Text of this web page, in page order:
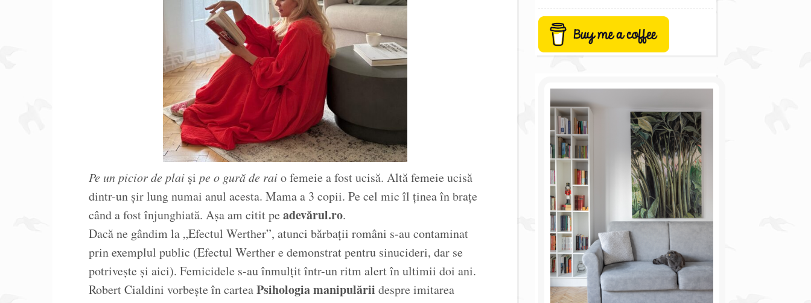
Pe un picior de plai și pe o gură de raio femeie a fost ucisă. Altă femeie ucisă
dintr-un șir lung numai anul acesta. Mama a 3 copii. Pe cel mic îl ținea în brațe
când a fost înjunghiată. Așa am citit pe adevărul.ro.
Dacă ne gândim la „Efectul Werther”, atunci bărbații români s-au contaminat
prin exemplul public (Efectul Werther e demonstrat pentru sinucideri, dar se
potrivește și aici). Femicidele s-au înmulțit într-un ritm alert în ultimii doi ani.
Robert Cialdini vorbește în carteaPsihologia manipulării despre imitarea